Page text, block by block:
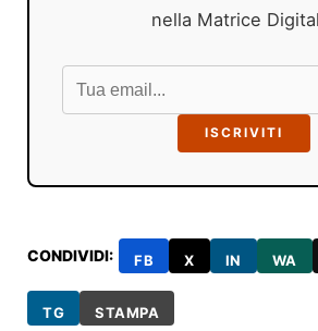
nella Matrice
ISCRIVITI
CONDIVIDI: FB X IN WA
TG STAMPA